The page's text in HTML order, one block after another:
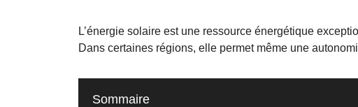
L’énergie solaire est une ressource énergétique
Dans certaines régions, elle permet même une
Sommaire